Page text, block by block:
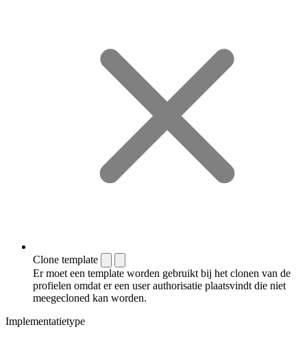
Clone template
Er moet een template worden gebruikt bij het clonen van de
profielen omdat er een user authorisatie plaatsvindt die niet
meegecloned kan worden.
Implementatietype